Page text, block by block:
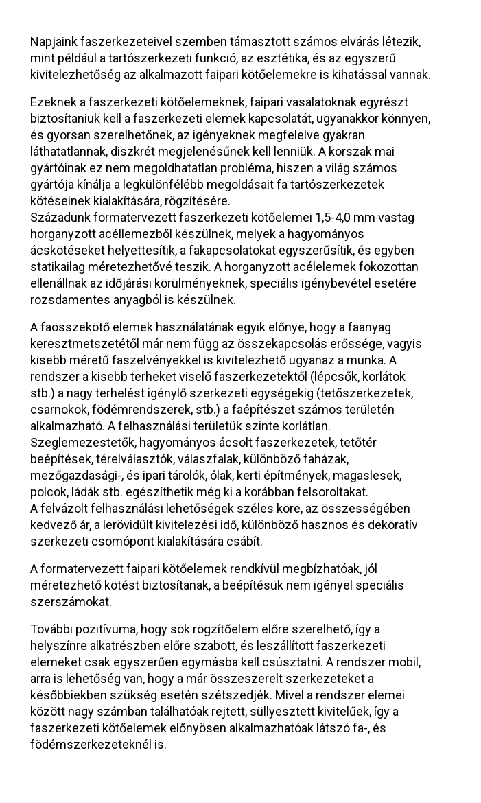
Napjaink faszerkezeteivel szemben támasztott számos elvárás létezik,
mint például a tartószerkezeti funkció, az esztétika, és az egyszerű
kivitelezhetőség az alkalmazott faipari kötőelemekre is kihatással vannak.
Ezeknek a faszerkezeti kötőelemeknek, faipari vasalatoknak egyrészt
biztosítaniuk kell a faszerkezeti elemek kapcsolatát, ugyanakkor könnyen,
és gyorsan szerelhetőnek, az igényeknek megfelelve gyakran
láthatatlannak, diszkrét megjelenésűnek kell lenniük. A korszak mai
gyártóinak ez nem megoldhatatlan probléma, hiszen a világ számos
gyártója kínálja a legkülönfélébb megoldásait fa tartószerkezetek
kötéseinek kialakítására, rögzítésére.
Századunk formatervezett faszerkezeti kötőelemei 1,5-4,0 mm vastag
horganyzott acéllemezből készülnek, melyek a hagyományos
ácskötéseket helyettesítik, a fakapcsolatokat egyszerűsítik, és egyben
statikailag méretezhetővé teszik. A horganyzott acélelemek fokozottan
ellenállnak az időjárási körülményeknek, speciális igénybevétel esetére
rozsdamentes anyagból is készülnek.
A faösszekötő elemek használatának egyik előnye, hogy a faanyag
keresztmetszetétől már nem függ az összekapcsolás erőssége, vagyis
kisebb méretű faszelvényekkel is kivitelezhető ugyanaz a munka. A
rendszer a kisebb terheket viselő faszerkezetektől (lépcsők, korlátok
stb.) a nagy terhelést igénylő szerkezeti egységekig (tetőszerkezetek,
csarnokok, födémrendszerek, stb.) a faépítészet számos területén
alkalmazható. A felhasználási területük szinte korlátlan.
Szeglemezestetők, hagyományos ácsolt faszerkezetek, tetőtér
beépítések, térelválasztók, válaszfalak, különböző faházak,
mezőgazdasági-, és ipari tárolók, ólak, kerti építmények, magaslesek,
polcok, ládák stb. egészíthetik még ki a korábban felsoroltakat.
A felvázolt felhasználási lehetőségek széles köre, az összességében
kedvező ár, a lerövidült kivitelezési idő, különböző hasznos és dekoratív
szerkezeti csomópont kialakítására csábít.
A formatervezett faipari kötőelemek rendkívül megbízhatóak, jól
méretezhető kötést biztosítanak, a beépítésük nem igényel speciális
szerszámokat.
További pozitívuma, hogy sok rögzítőelem előre szerelhető, így a
helyszínre alkatrészben előre szabott, és leszállított faszerkezeti
elemeket csak egyszerűen egymásba kell csúsztatni. A rendszer mobil,
arra is lehetőség van, hogy a már összeszerelt szerkezeteket a
későbbiekben szükség esetén szétszedjék. Mivel a rendszer elemei
között nagy számban találhatóak rejtett, süllyesztett kivitelűek, így a
faszerkezeti kötőelemek előnyösen alkalmazhatóak látszó fa-, és
födémszerkezeteknél is.